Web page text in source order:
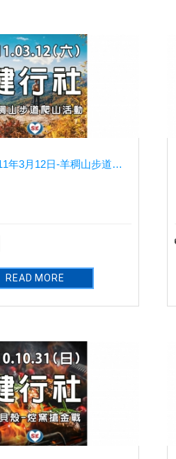
111年3月12日-羊稠山步道健行爬山活動(健行社)
READ MORE